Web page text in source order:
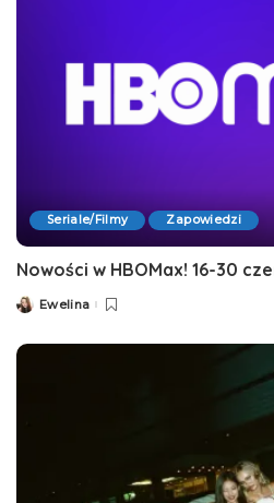
Seriale/Filmy Zapowiedzi
Nowości w HBOMax! 16-30
PostedEwelina